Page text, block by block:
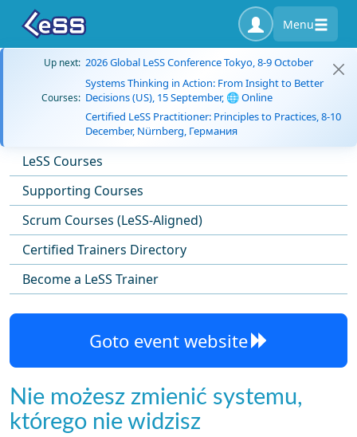
Menu
Up next: 2026 Global LeSS Conference Tokyo, 8-9 October
Courses:
Systems Thinking in Action: From Insight to Better
Decisions (US), 15 September, 🌐 Online
Certified LeSS Practitioner: Principles to Practices, 8-10
December, Nürnberg, Германия
LeSS Courses
Supporting Courses
Scrum Courses (LeSS-Aligned)
Certified Trainers Directory
Become a LeSS Trainer
Goto event website
Nie możesz zmienić systemu,
którego nie widzisz